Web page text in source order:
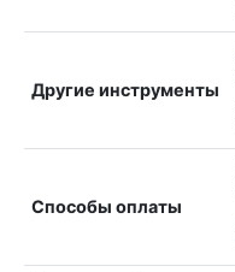
Другие инструменты
Способы оплаты